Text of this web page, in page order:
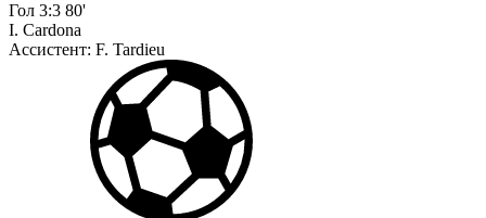
Гол 3:3 80'
I. Cardona
Ассистент: F. Tardieu